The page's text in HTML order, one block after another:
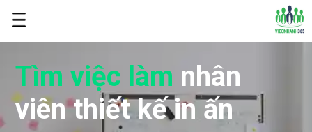
Tìm việc làm nhân
viên thiết kế in ấn